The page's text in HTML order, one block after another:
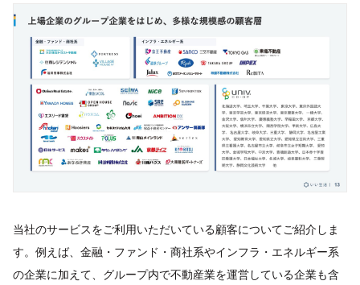
当社のサービスをご利用いただいている顧客についてご紹介しま
す。例えば、金融・ファンド・商社系やインフラ・エネルギー系
の企業に加えて、グループ内で不動産業を運営している企業も含